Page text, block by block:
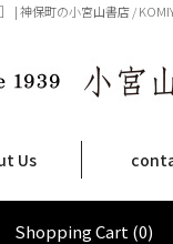
| 神保町の小宮山書店 /
Us
いて
法に関する表示
ーポリシー
Shopping Cart (0)